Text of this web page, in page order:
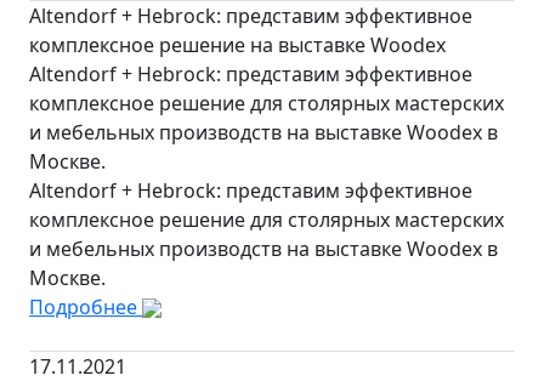
Altendorf + Hebrock: представим эффективное
комплексное решение на выставке Woodex
Altendorf + Hebrock: представим эффективное
комплексное решение для столярных мастерских
и мебельных производств на выставке Woodex в
Москве.
Altendorf + Hebrock: представим эффективное
комплексное решение для столярных мастерских
и мебельных производств на выставке Woodex в
Москве.
Подробнее
17.11.2021